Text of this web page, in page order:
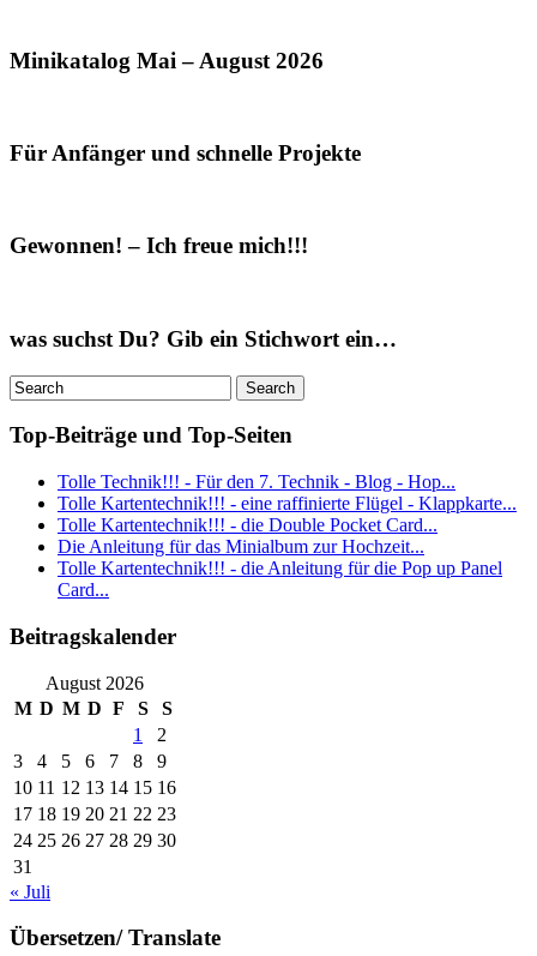
Minikatalog Mai – August 2026
Für Anfänger und schnelle Projekte
Gewonnen! – Ich freue mich!!!
was suchst Du? Gib ein Stichwort ein…
Top-Beiträge und Top-Seiten
Tolle Technik!!! - Für den 7. Technik - Blog - Hop...
Tolle Kartentechnik!!! - eine raffinierte Flügel - Klappkarte...
Tolle Kartentechnik!!! - die Double Pocket Card...
Die Anleitung für das Minialbum zur Hochzeit...
Tolle Kartentechnik!!! - die Anleitung für die Pop up Panel
Card...
Beitragskalender
August 2026
M D M D F S
S
1
2
3
4 5 6 7 8
9
10 11 12 13 14 15 16
17 18 19 20 21 22 23
24 25 26 27 28 29 30
31
« Juli
Übersetzen/ Translate